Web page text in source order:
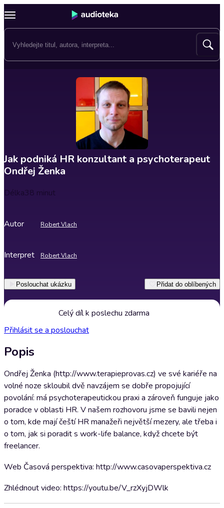
Jak podniká HR konzultant a psychoterapeut
Ondřej Ženka
Délka38 minut
Autor Robert Vlach
Interpret Robert Vlach
Poslouchat ukázku Přidat do oblíbených
Celý díl k poslechu zdarma
Přihlásit se a poslouchat
Popis
Ondřej Ženka (http://www.terapieprovas.cz) ve své kariéře na
volné noze skloubil dvě navzájem se dobře propojující
povolání: má psychoterapeutickou praxi a zároveň funguje jako
poradce v oblasti HR. V našem rozhovoru jsme se bavili nejen
o tom, kde mají čeští HR manažeři největší mezery, ale třeba i
o tom, jak si poradit s work-life balance, když chcete být
freelancer.
Web Časová perspektiva: http://www.casovaperspektiva.cz
Zhlédnout video: https://youtu.be/V_rzXyjDWlk